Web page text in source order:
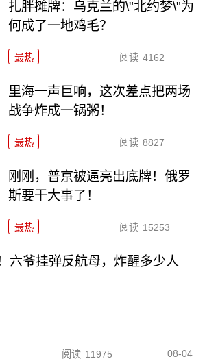
扎胖摊牌：乌克兰的\"北约梦\"为
何成了一地鸡毛？
最热 阅读 4162
里海一声巨响，这次差点把两场
战争炸成一锅粥！
最热 阅读 8827
刚刚，普京被逼亮出底牌！俄罗
斯要干大事了！
最热 阅读 15253
六爷挂弹反航母，炸醒多少人
阅读 11975 08-04